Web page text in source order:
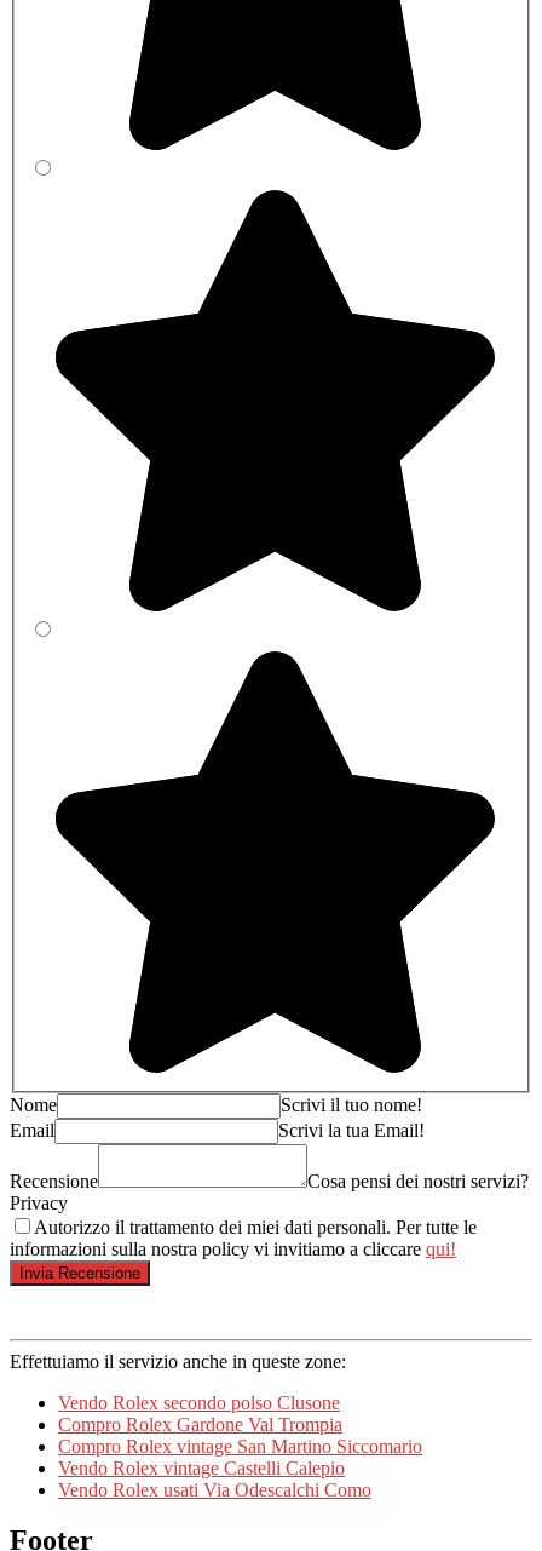
Nome
Scrivi il tuo nome!
Email
Scrivi la tua Email!
Recensione
Cosa pensi dei nostri servizi?
Privacy
Autorizzo il trattamento dei miei dati personali. Per tutte le
informazioni sulla nostra policy vi invitiamo a cliccare qui!
Effettuiamo il servizio anche in queste zone:
Vendo Rolex secondo polso Clusone
Compro Rolex Gardone Val Trompia
Compro Rolex vintage San Martino Siccomario
Vendo Rolex vintage Castelli Calepio
Vendo Rolex usati Via Odescalchi Como
Footer